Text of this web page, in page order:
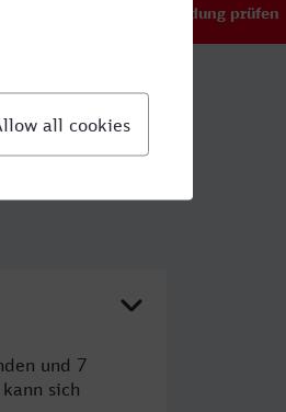
Verbindung prüfen
und 7
sich